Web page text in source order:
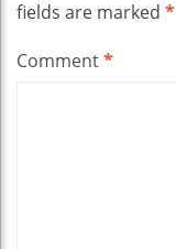
fields are marked *
Comment*